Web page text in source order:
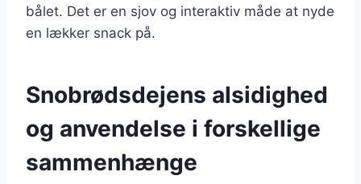
bålet. Det er en sjov og interaktiv måde at nyde
en lækker snack på.
Snobrødsdejens alsidighed
og anvendelse i forskellige
sammenhænge